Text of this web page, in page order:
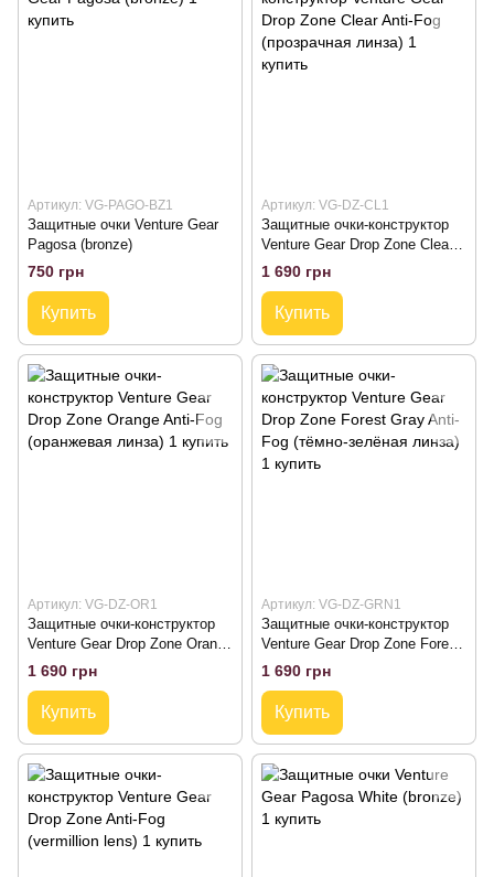
Артикул: VG-PAGO-BZ1
Защитные очки Venture Gear
Pagosa (bronze)
750 грн
Купить
Артикул: VG-DZ-CL1
Защитные очки-конструктор
Venture Gear Drop Zone Clear
Anti-Fog (прозрачная линза)
1 690 грн
Купить
Артикул: VG-DZ-OR1
Защитные очки-конструктор
Venture Gear Drop Zone Orange
Anti-Fog (оранжевая линза)
1 690 грн
Купить
Артикул: VG-DZ-GRN1
Защитные очки-конструктор
Venture Gear Drop Zone Forest
Gray Anti-Fog (тёмно-зелёная
1 690 грн
Купить